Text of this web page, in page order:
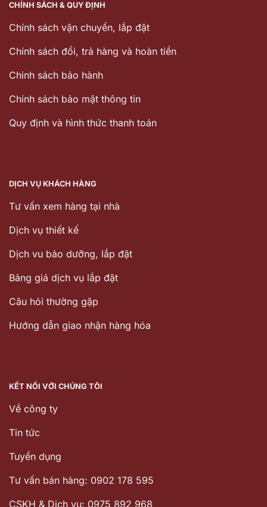
CHÍNH SÁCH & QUY ĐỊNH
Chính sách vận chuyển, lắp đặt
Chính sách đổi, trả hàng và hoàn tiền
Chinh sách bảo hành
Chính sách bảo mật thông tin
Quy định và hình thức thanh toán
DỊCH VỤ KHÁCH HÀNG
Tư vấn xem hàng tại nhà
Dịch vụ thiết kế
Dịch vu bảo dưỡng, lắp đặt
Bảng giá dịch vụ lắp đặt
Câu hỏi thường gặp
Hướng dẫn giao nhận hàng hóa
KẾT NỐI VỚI CHÚNG TÔI
Về công ty
Tin tức
Tuyển dụng
Tư vấn bán hàng: 0902 178 595
CSKH & Dịch vụ: 0975 892 968